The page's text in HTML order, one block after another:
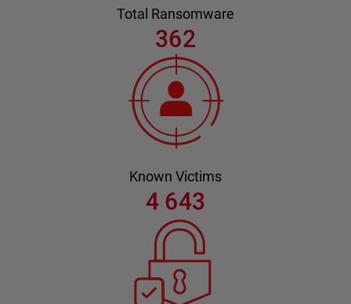
Total Ransomware
362
Known Victims
4 643